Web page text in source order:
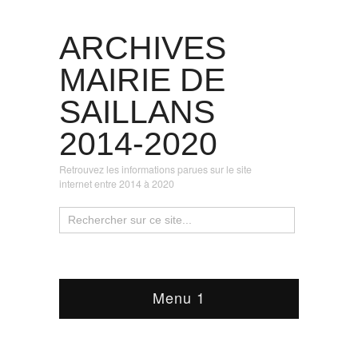
ARCHIVES
MAIRIE DE
SAILLANS
2014-2020
Retrouvez les informations parues sur le site
internet entre 2014 à 2020
Menu 1